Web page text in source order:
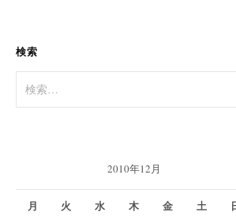
検索
索:
2010年12月
月 火 水 木 金 土